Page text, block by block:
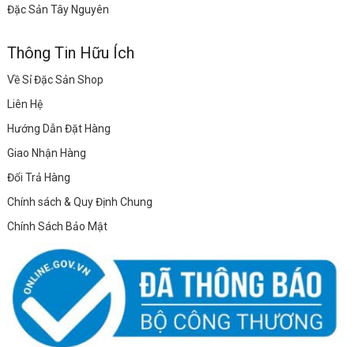
Đặc Sản Tây Nguyên
Thông Tin Hữu Ích
Về Sỉ Đặc Sản Shop
Liên Hệ
Hướng Dẫn Đặt Hàng
Giao Nhận Hàng
Đổi Trả Hàng
Chính sách & Quy Định Chung
Chính Sách Bảo Mật